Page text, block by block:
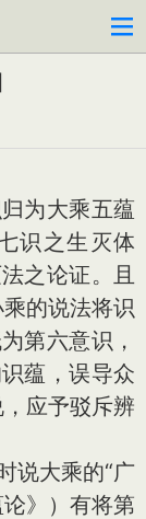
为大乘五蕴
识之生灭体
之论证。且
的说法将识
第六意识，
蕴，误导众
应予驳斥辨
大乘的“广
》）有将第